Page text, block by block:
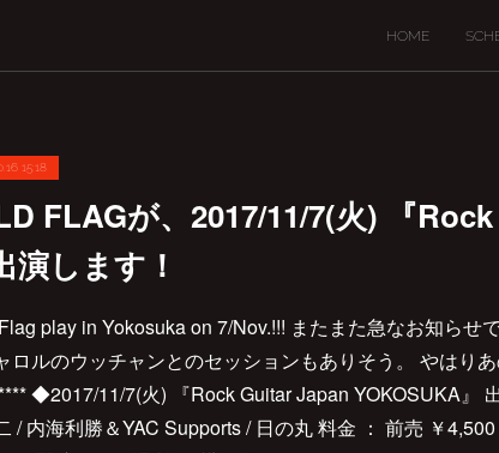
HOME
15:18
FLAGが、2017/11/7(火) 『
演します！
play in Yokosuka on 7/Nov.!!! またまた急なお知らせ
ロルのウッチャンとのセッションもありそう。 やはり
◆2017/11/7(火) 『Rock Guitar Japan YOKOSUKA』
/ 内海利勝＆YAC Supports / 日の丸 料金 ： 前売 ￥